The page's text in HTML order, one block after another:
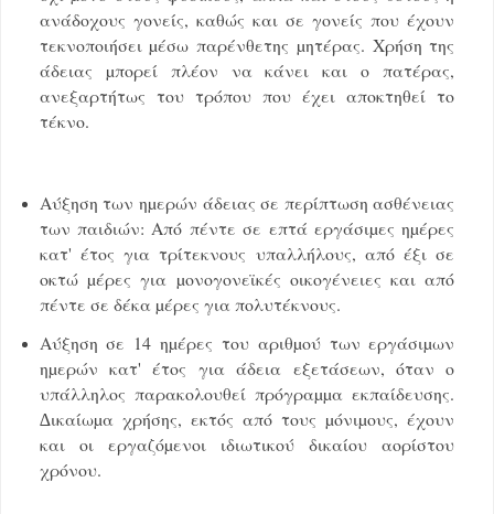
ανάδοχους γονείς, καθώς και σε γονείς που έχουν
τεκνοποιήσει µέσω παρένθετης µητέρας. Χρήση της
άδειας µπορεί πλέον να κάνει και ο πατέρας,
ανεξαρτήτως του τρόπου που έχει αποκτηθεί το
τέκνο.
Αύξηση των ηµερών άδειας σε περίπτωση ασθένειας
των παιδιών: Από πέντε σε επτά εργάσιµες ηµέρες
κατ' έτος για τρίτεκνους υπαλλήλους, από έξι σε
οκτώ µέρες για µονογονεϊκές οικογένειες και από
πέντε σε δέκα µέρες για πολυτέκνους.
Αύξηση σε 14 ηµέρες του αριθµού των εργάσιµων
ηµερών κατ' έτος για άδεια εξετάσεων, όταν ο
υπάλληλος παρακολουθεί πρόγραµµα εκπαίδευσης.
∆ικαίωµα χρήσης, εκτός από τους µόνιµους, έχουν
και οι εργαζόµενοι ιδιωτικού δικαίου αορίστου
χρόνου.